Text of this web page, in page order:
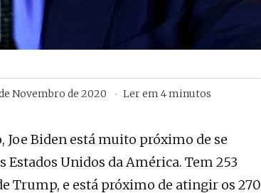
Novembro de 2020 Ler em 4minutos
Joe Biden está muito próximo de se
Unidos da América. Tem 253
Trump, e está próximo de atingir os 270